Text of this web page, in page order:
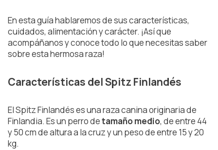
En esta guía hablaremos de sus características,
cuidados, alimentación y carácter. ¡Así que
acompáñanos y conoce todo lo que necesitas saber
sobre esta hermosa raza!
Características del Spitz Finlandés
El Spitz Finlandés es una raza canina originaria de
Finlandia. Es un perro detamaño medio, de entre 44
y 50 cm de altura a la cruz y un peso de entre 15 y 20
kg.